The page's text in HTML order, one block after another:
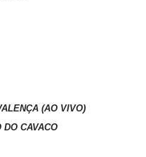
(AO VIVO)
CAVACO